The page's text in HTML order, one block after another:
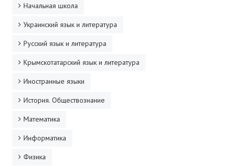
Начальная школа
Украинский язык и литература
Русский язык и литература
Крымскотатарский язык и литература
Иностранные языки
История. Обществознание
Математика
Информатика
Физика